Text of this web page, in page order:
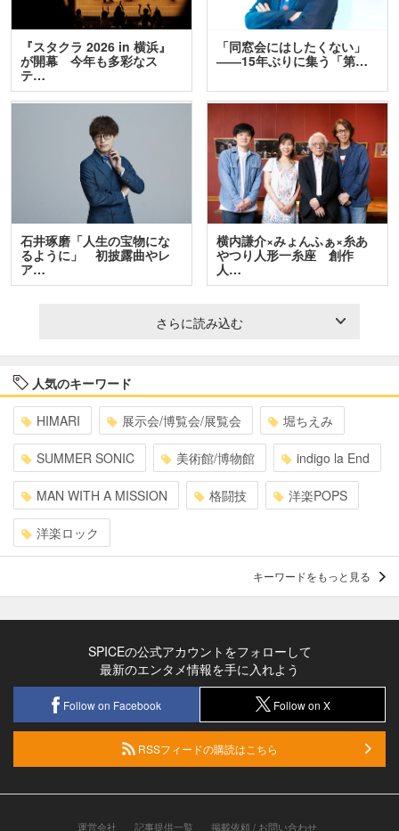
『スタクラ 2026 in 横浜』
が開幕 今年も多彩なス
テ…
「同窓会にはしたくない」
――15年ぶりに集う「第…
石井琢磨「人生の宝物にな
るように」 初披露曲やレ
ア…
横内謙介×みょんふぁ×糸あ
やつり人形一糸座 創作
人…
さらに読み込む
人気のキーワード
HIMARI 展示会/博覧会/展覧会 堀ちえみ
SUMMER SONIC 美術館/博物館 indigo la End
MAN WITH A MISSION 格闘技 洋楽POPS
洋楽ロック
キーワードをもっと見る
SPICEの公式アカウントをフォローして
最新のエンタメ情報を手に入れよう
Follow on Facebook Follow on X
RSSフィードの購読はこちら
運営会社 記事提供一覧 掲載依頼 / お問い合わせ